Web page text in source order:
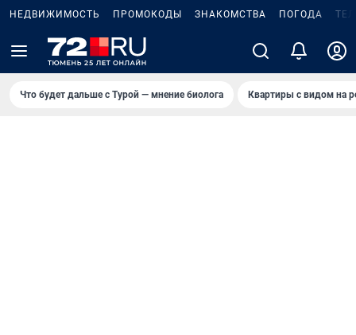
НЕДВИЖИМОСТЬ ПРОМОКОДЫ ЗНАКОМСТВА ПОГОДА
Что будет дальше с Турой — мнение биолога Квартиры с видом на